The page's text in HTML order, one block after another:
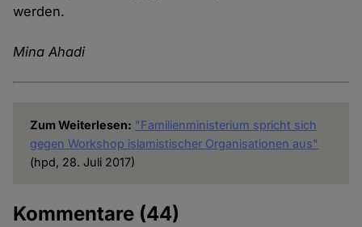
werden.
Mina Ahadi
Zum Weiterlesen: "Familienministerium spricht sich
gegen Workshop islamistischer Organisationen aus"
(hpd, 28. Juli 2017)
Kommentare (44)